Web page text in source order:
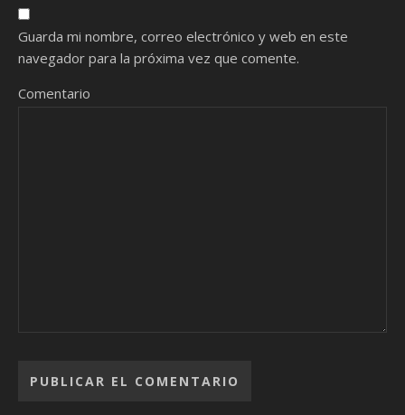
Guarda mi nombre, correo electrónico y web en este
navegador para la próxima vez que comente.
Comentario